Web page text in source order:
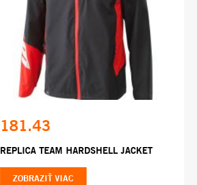
181.43
REPLICA TEAM HARDSHELL JACKET
ZOBRAZIŤ VIAC